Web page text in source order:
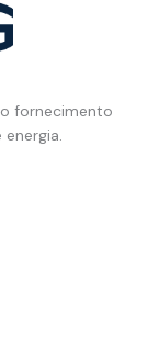
fornecimento